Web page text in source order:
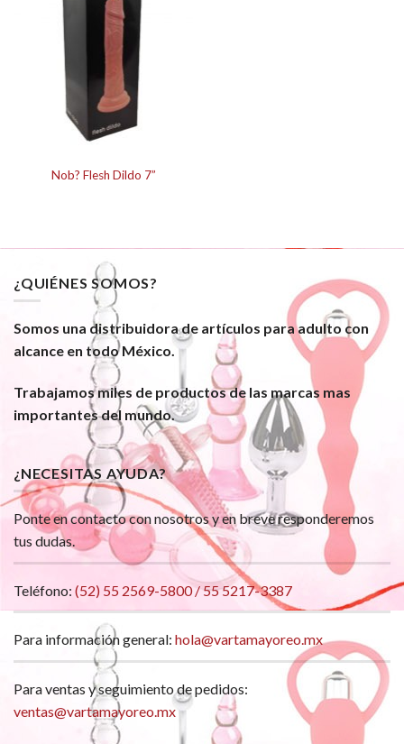
Nob? Flesh Dildo 7”
¿QUIÉNES SOMOS?
Somos una distribuidora de artículos para adulto con
alcance en todo México.
Trabajamos miles de productos de las marcas mas
importantes del mundo.
¿NECESITAS AYUDA?
Ponte en contacto con nosotros y en breve responderemos
tus dudas.
Teléfono: (52) 55 2569-5800 / 55 5217-3387
Para información general: hola@vartamayoreo.mx
Para ventas y seguimiento de pedidos:
ventas@vartamayoreo.mx